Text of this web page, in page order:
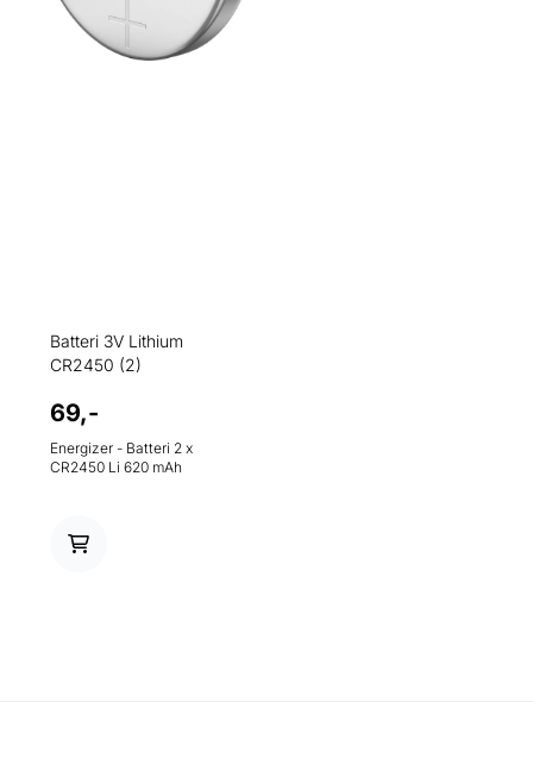
Batteri 3V Lithium
CR2450 (2)
69,-
Energizer - Batteri 2 x
CR2450 Li 620 mAh